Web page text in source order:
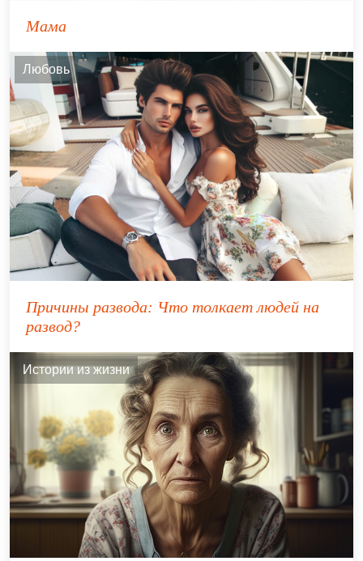
Мама
Любовь
Причины развода: Что толкает людей на
развод?
Истории из жизни